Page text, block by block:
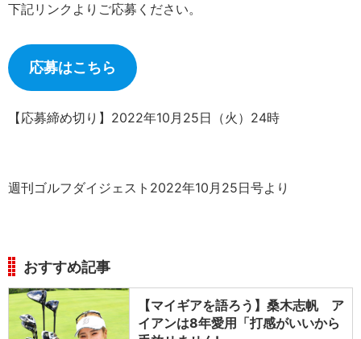
下記リンクよりご応募ください。
応募はこちら
【応募締め切り】2022年10月25日（火）24時
週刊ゴルフダイジェスト2022年10月25日号より
おすすめ記事
【マイギアを語ろう】桑木志帆 ア
イアンは8年愛用「打感がいいから